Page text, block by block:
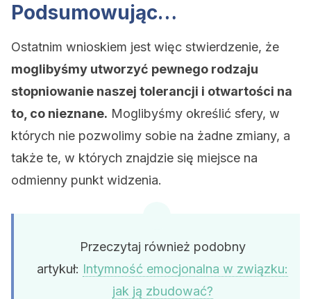
Podsumowując…
Ostatnim wnioskiem jest więc stwierdzenie, że
moglibyśmy utworzyć pewnego rodzaju
stopniowanie naszej tolerancji i otwartości na
to, co nieznane. Moglibyśmy określić sfery, w
których nie pozwolimy sobie na żadne zmiany, a
także te, w których znajdzie się miejsce na
odmienny punkt widzenia.
Przeczytaj również podobny
artykuł: Intymność emocjonalna w związku:
jak ją zbudować?